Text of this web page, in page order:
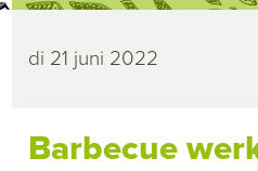
di 21 juni 2022
Barbecue